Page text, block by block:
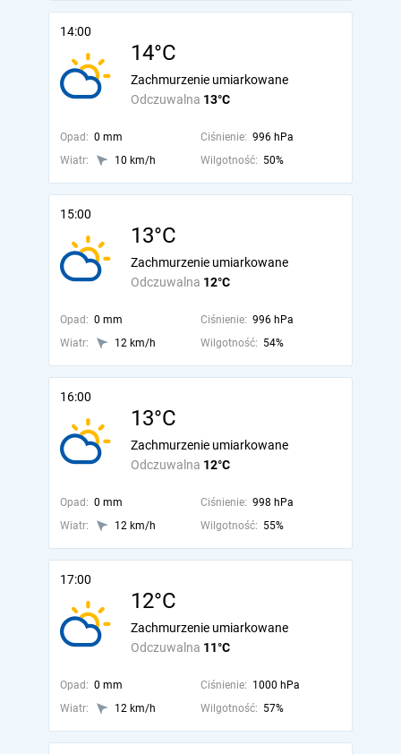
14:00
14°C
Odczuwalna 13°C
Zachmurzenie umiarkowane
Opad: 0 mm Ciśnienie: 996 hPa
Wiatr:
10 km/h Wilgotność: 50%
15:00
13°C
Odczuwalna 12°C
Zachmurzenie umiarkowane
Opad: 0 mm Ciśnienie: 996 hPa
Wiatr:
12 km/h Wilgotność: 54%
16:00
13°C
Odczuwalna 12°C
Zachmurzenie umiarkowane
Opad: 0 mm Ciśnienie: 998 hPa
Wiatr:
12 km/h Wilgotność: 55%
17:00
12°C
Odczuwalna 11°C
Zachmurzenie umiarkowane
Opad: 0 mm Ciśnienie: 1000 hPa
Wiatr:
12 km/h Wilgotność: 57%